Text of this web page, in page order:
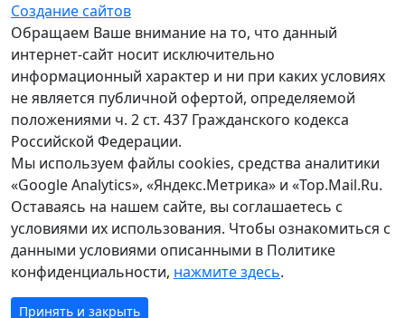
Создание сайтов
Обращаем Ваше внимание на то, что данный
интернет-сайт носит исключительно
информационный характер и ни при каких условиях
не является публичной офертой, определяемой
положениями ч. 2 ст. 437 Гражданского кодекса
Российской Федерации.
Мы используем файлы cookies, средства аналитики
«Google Analytics», «Яндекс.Метрика» и «Top.Mail.Ru.
Оставаясь на нашем сайте, вы соглашаетесь с
условиями их использования. Чтобы ознакомиться с
данными условиями описанными в Политике
конфиденциальности, нажмите здесь.
Принять и закрыть